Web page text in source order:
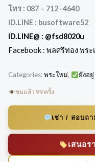
โทร : 087 – 712 -4640
ID.LINE : busoftware52
ID.LINE@ : @fsd8020u
Facebook : พลศรีทอง พระ
Categories:พระใหม่, ยังอยู่
ชมแล้ว 99 ครั้ง
เช่า / สอบถ
เสนอร